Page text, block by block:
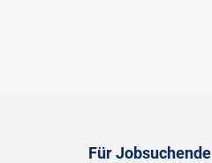
Für Jobsuchende